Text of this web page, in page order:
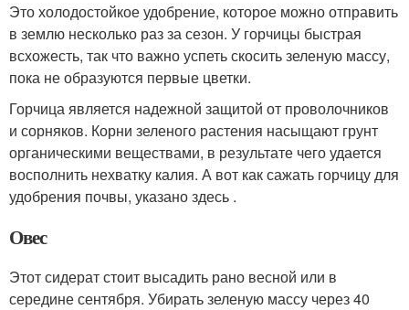
Это холодостойкое удобрение, которое можно отправить
в землю несколько раз за сезон. У горчицы быстрая
всхожесть, так что важно успеть скосить зеленую массу,
пока не образуются первые цветки.
Горчица является надежной защитой от проволочников
и сорняков. Корни зеленого растения насыщают грунт
органическими веществами, в результате чего удается
восполнить нехватку калия. А вот как сажать горчицу для
удобрения почвы, указано здесь .
Овес
Этот сидерат стоит высадить рано весной или в
середине сентября. Убирать зеленую массу через 40